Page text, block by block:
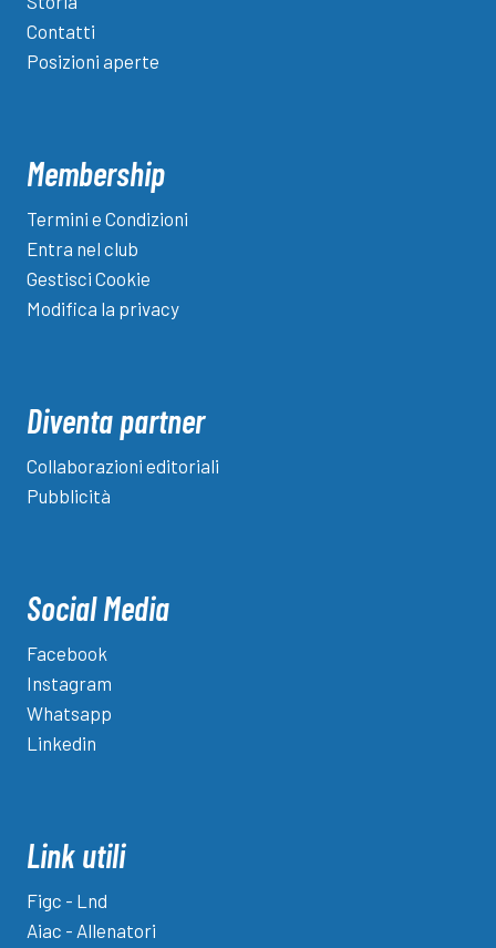
Contatti
Posizioni aperte
Membership
Termini e Condizioni
Entra nel club
Gestisci Cookie
Modifica la privacy
Diventa partner
Collaborazioni editoriali
Pubblicità
Social Media
Facebook
Instagram
Whatsapp
Linkedin
Link utili
Figc - Lnd
Aiac - Allenatori